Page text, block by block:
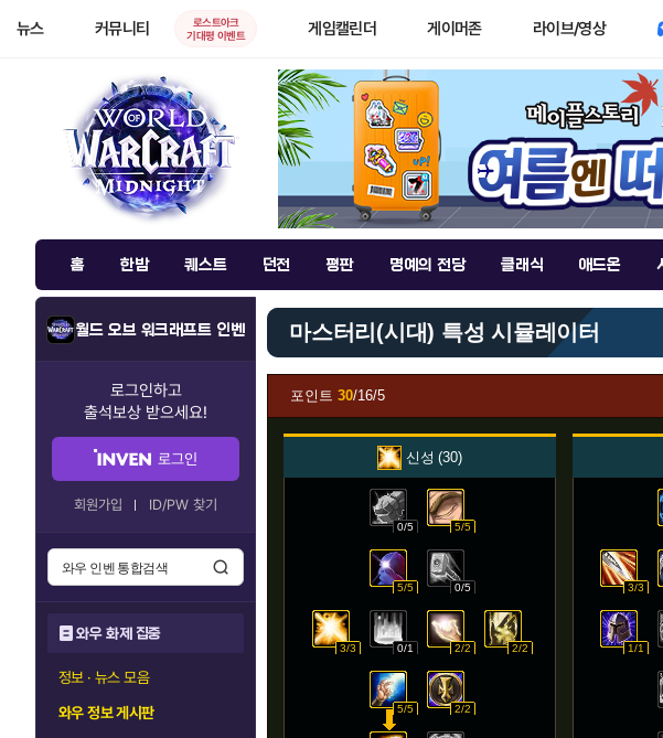
뉴스 커뮤니티
로스트아크
기대평 이벤트
게임캘린더 게이머존 라이브/영상
홈 한밤 퀘스트 던전 평판 명예의 전당 클래식 애드온
월드 오브 워크래프트 인벤
로그인하고
출석보상 받으세요!
로그인
회원가입 ID/PW 찾기
와우 화제 집중
정보 · 뉴스 모음
와우 정보 게시판
마스터리(시대) 특성 시뮬레이터
포인트 30/16/5
신성 30
0/5 5/5
5/5 0/5
3/3 0/1 2/2 2/2
5/5 2/2
3/3
1/1